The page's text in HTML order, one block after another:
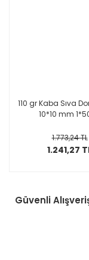
110 gr Kaba Sıva
10*10 mm
1.773,24 TL
1.241,27
Güvenli